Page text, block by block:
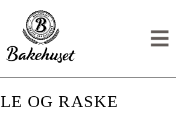
RASKE
OG RASKE